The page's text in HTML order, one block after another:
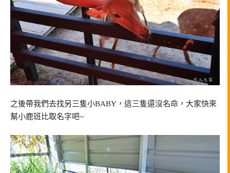
之後帶我們去找另三隻小BABY，這三隻還沒名命，大家快來
幫小鹿班比取名字吧~